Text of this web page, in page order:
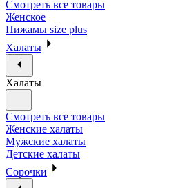
Смотреть все товары
Женское
Пижамы size plus
Халаты
Халаты
Смотреть все товары
Женские халаты
Мужские халаты
Детские халаты
Сорочки